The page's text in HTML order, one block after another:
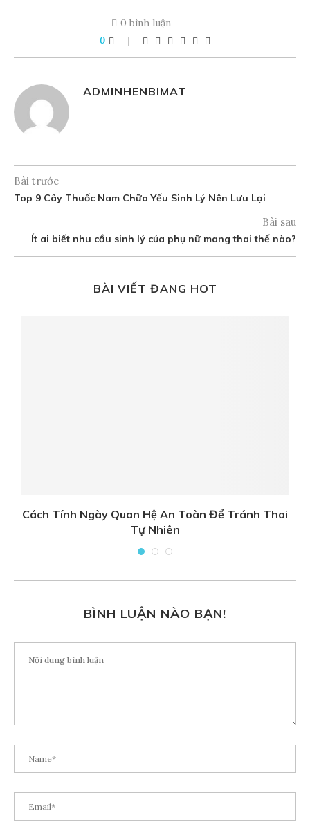
0 bình luận
0
ADMINHENBIMAT
Bài trước
Top 9 Cây Thuốc Nam Chữa Yếu Sinh Lý Nên Lưu Lại
Bài sau
Ít ai biết nhu cầu sinh lý của phụ nữ mang thai thế nào?
BÀI VIẾT ĐANG HOT
Cách Tính Ngày Quan Hệ An Toàn Để Tránh Thai
Tự Nhiên
BÌNH LUẬN NÀO BẠN!